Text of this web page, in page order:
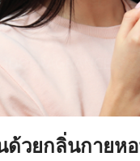
ด้วยกลิ่นกายห